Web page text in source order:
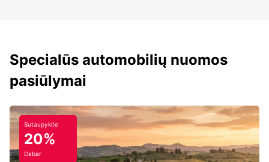
Specialūs automobilių nuomos
pasiūlymai
Sutaupykite
20%
Dabar